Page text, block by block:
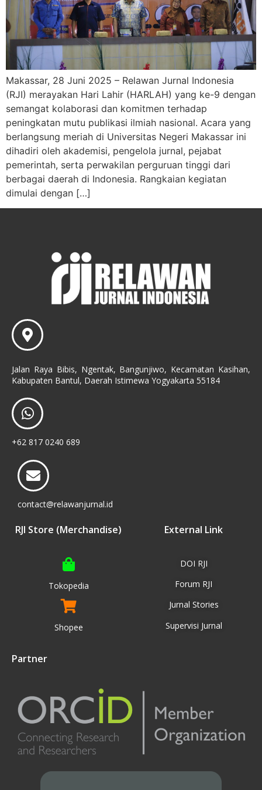
Makassar, 28 Juni 2025 – Relawan Jurnal Indonesia
(RJI) merayakan Hari Lahir (HARLAH) yang ke-9 dengan
semangat kolaborasi dan komitmen terhadap
peningkatan mutu publikasi ilmiah nasional. Acara yang
berlangsung meriah di Universitas Negeri Makassar ini
dihadiri oleh akademisi, pengelola jurnal, pejabat
pemerintah, serta perwakilan perguruan tinggi dari
berbagai daerah di Indonesia. Rangkaian kegiatan
dimulai dengan […]
Jalan Raya Bibis, Ngentak, Bangunjiwo, Kecamatan Kasihan,
Kabupaten Bantul, Daerah Istimewa Yogyakarta 55184
+62 817 0240 689
contact@relawanjurnal.id
RJI Store (Merchandise)
Tokopedia
Shopee
External Link
DOI RJI
Forum RJI
Jurnal Stories
Supervisi Jurnal
Partner